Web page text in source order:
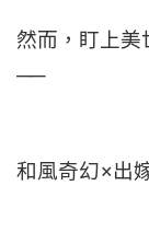
然而，盯上美
──
和風奇幻×出